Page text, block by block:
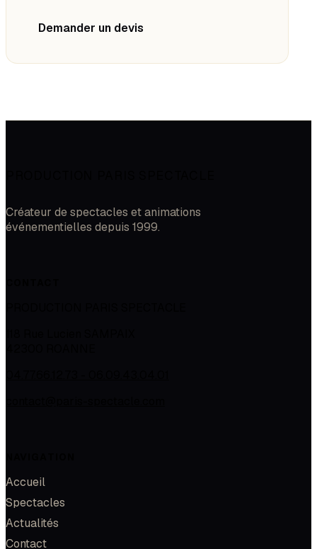
Demander un devis
Créateur de spectacles et animations
événementielles depuis 1999.
Accueil
Spectacles
Actualités
Contact